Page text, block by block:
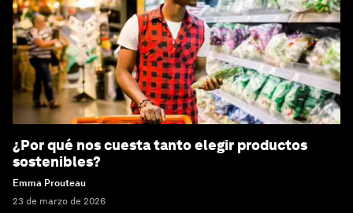
¿Por qué nos cuesta tanto elegir productos
sostenibles?
Emma Prouteau
23 de marzo de 2026